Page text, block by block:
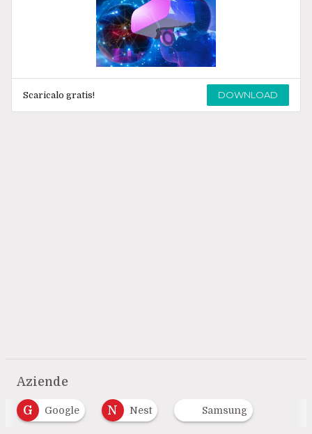
Scaricalo gratis! DOWNLOAD
Aziende
G Google N Nest Samsung